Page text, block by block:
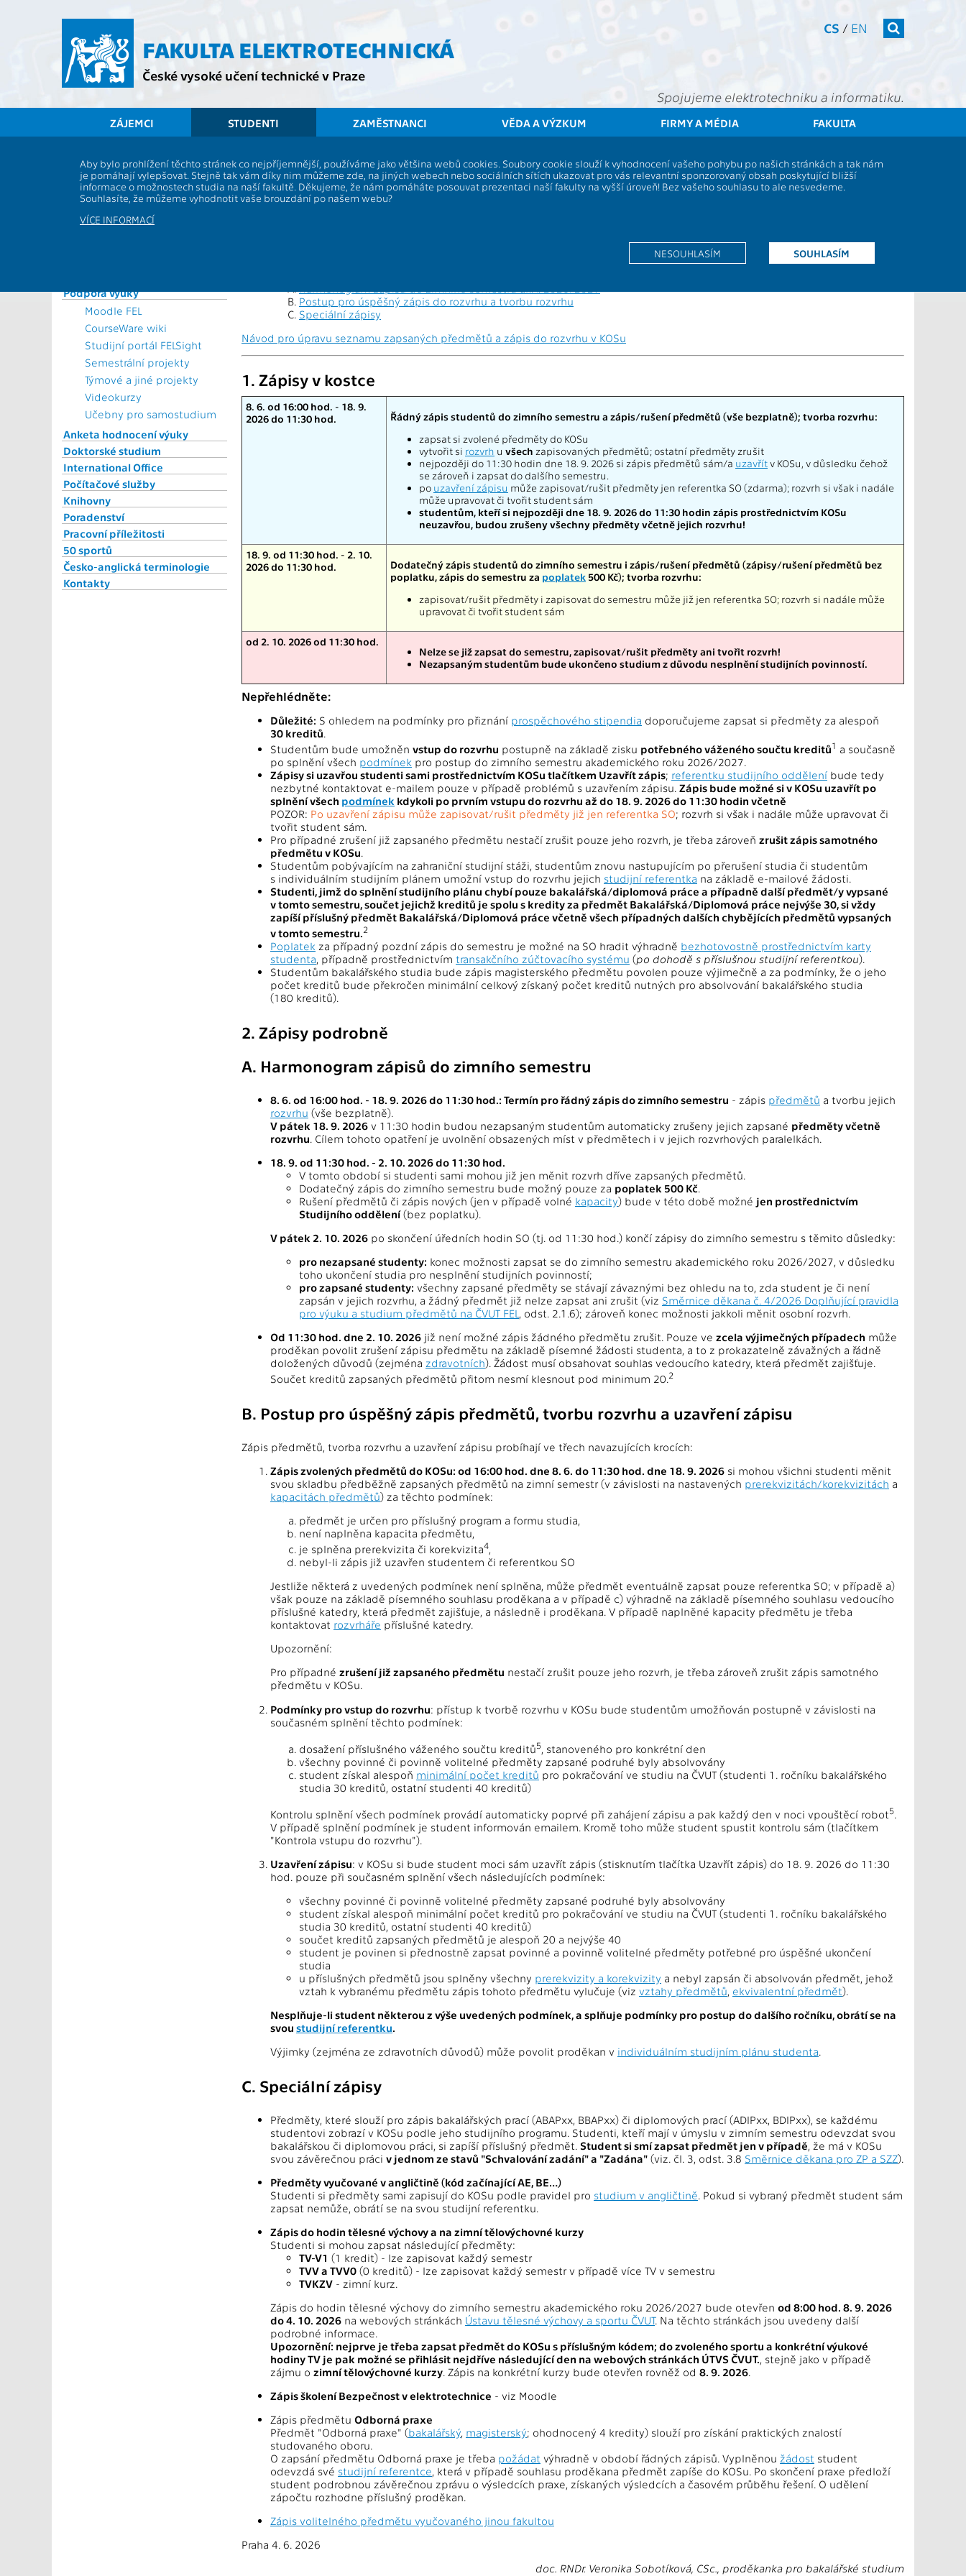
FAKULTA ELEKTROTECHNICKÁ
České vysoké učení technické v Praze
CS / EN
Spojujeme elektrotechniku a informatiku.
ZÁJEMCI STUDENTI ZAMĚSTNANCI VĚDA A VÝZKUM FIRMY A MÉDIA FAKULTA
Aby bylo prohlížení těchto stránek co nejpříjemnější, používáme jako většina webů cookies. Soubory cookie slouží k vyhodnocení vašeho pohybu po našich stránkách a tak nám
je pomáhají vylepšovat. Stejně tak vám díky nim můžeme zde, na jiných webech nebo sociálních sítích ukazovat pro vás relevantní sponzorovaný obsah poskytující bližší
informace o možnostech studia na naší fakultě. Děkujeme, že nám pomáháte posouvat prezentaci naší fakulty na vyšší úroveň! Bez vašeho souhlasu to ale nesvedeme.
Souhlasíte, že můžeme vyhodnotit vaše brouzdání po našem webu?
VÍCE INFORMACÍ
SOUHLASÍM
NESOUHLASÍM
Souhrnné informace
Vyhlášky a předpisy
Formuláře
Časový plán ak. roku
Podpora výuky
Moodle FEL
CourseWare wiki
Studijní portál FELSight
Semestrální projekty
Týmové a jiné projekty
Videokurzy
Učebny pro samostudium
Anketa hodnocení výuky
Doktorské studium
International Office
Počítačové služby
Knihovny
Poradenství
Pracovní příležitosti
50 sportů
Česko-anglická terminologie
Kontakty
Zápis do zimního semestru akademického roku 2026/2027
Postup pro úspěšný zápis do rozvrhu a tvorbu rozvrhu
Speciální zápisy
Návod pro úpravu seznamu zapsaných předmětů a zápis do rozvrhu v KOSu
1. Zápisy v kostce
8. 6. od 16:00 hod. - 18. 9.
2026 do 11:30 hod.
Řádný zápis studentů do zimního semestru a zápis/rušení předmětů (vše bezplatně); tvorba rozvrhu:
zapsat si zvolené předměty do KOSu
vytvořit si rozvrh u všech zapisovaných předmětů; ostatní předměty zrušit
nejpozději do 11:30 hodin dne 18. 9. 2026 si zápis předmětů sám/a uzavřítv KOSu, v důsledku čehož
se zároveň i zapsat do dalšího semestru.
po uzavření zápisu může zapisovat/rušit předměty jen referentka SO (zdarma); rozvrh si však i nadále
může upravovat či tvořit student sám
studentům, kteří si nejpozději dne 18. 9. 2026 do 11:30 hodin zápis prostřednictvím KOSu
neuzavřou, budou zrušeny všechny předměty včetně jejich rozvrhu!
18. 9. od 11:30 hod. - 2. 10.
2026 do 11:30 hod.
Dodatečný zápis studentů do zimního semestru i zápis/rušení předmětů (zápisy/rušení předmětů bez
poplatku, zápis do semestru za poplatek 500 Kč); tvorba rozvrhu:
zapisovat/rušit předměty i zapisovat do semestru může již jen referentka SO; rozvrh si nadále může
upravovat či tvořit student sám
od 2. 10. 2026 od 11:30 hod.
Nelze se již zapsat do semestru, zapisovat/rušit předměty ani tvořit rozvrh!
Nezapsaným studentům bude ukončeno studium z důvodu nesplnění studijních povinností.
Nepřehlédněte:
Důležité: S ohledem na podmínky pro přiznání prospěchového stipendia doporučujeme zapsat si předměty za alespoň
30 kreditů.
Studentům bude umožněn vstup do rozvrhu postupně na základě zisku potřebného váženého součtu kreditů1 a současně
po splnění všech podmínek pro postup do zimního semestru akademického roku 2026/2027.
Zápisy si uzavřou studenti sami prostřednictvím KOSu tlačítkem Uzavřít zápis; referentku studijního oddělení bude tedy
nezbytné kontaktovat e-mailem pouze v případě problémů s uzavřením zápisu. Zápis bude možné si v KOSu uzavřít po
splnění všech podmínek kdykoli po prvním vstupu do rozvrhu až do 18. 9. 2026 do 11:30 hodin včetně
POZOR: Po uzavření zápisu může zapisovat/rušit předměty již jen referentka SO; rozvrh si však i nadále může upravovat či
tvořit student sám.
Pro případné zrušení již zapsaného předmětu nestačí zrušit pouze jeho rozvrh, je třeba zároveň zrušit zápis samotného
předmětu v KOSu.
Studentům pobývajícím na zahraniční studijní stáži, studentům znovu nastupujícím po přerušení studia či studentům
s individuálním studijním plánem umožní vstup do rozvrhu jejich studijní referentka na základě e-mailové žádosti.
Studenti, jimž do splnění studijního plánu chybí pouze bakalářská/diplomová práce a případně další předmět/y vypsané
v tomto semestru, součet jejichž kreditů je spolu s kredity za předmět Bakalářská/Diplomová práce nejvýše 30, si vždy
zapíší příslušný předmět Bakalářská/Diplomová práce včetně všech případných dalších chybějících předmětů vypsaných
v tomto semestru.2
Poplatek za případný pozdní zápis do semestru je možné na SO hradit výhradně bezhotovostně prostřednictvím karty
studenta, případně prostřednictvím transakčního zúčtovacího systému (po dohodě s příslušnou studijní referentkou).
Studentům bakalářského studia bude zápis magisterského předmětu povolen pouze výjimečně a za podmínky, že o jeho
počet kreditů bude překročen minimální celkový získaný počet kreditů nutných pro absolvování bakalářského studia
(180 kreditů).
2. Zápisy podrobně
A. Harmonogram zápisů do zimního semestru
8. 6. od 16:00 hod. - 18. 9. 2026 do 11:30 hod.: Termín pro řádný zápis do zimního semestru - zápis předmětů a tvorbu jejich
rozvrhu (vše bezplatně).
V pátek 18. 9. 2026 v 11:30 hodin budou nezapsaným studentům automaticky zrušeny jejich zapsané předměty včetně
rozvrhu. Cílem tohoto opatření je uvolnění obsazených míst v předmětech i v jejich rozvrhových paralelkách.
18. 9. od 11:30 hod. - 2. 10. 2026 do 11:30 hod.
V tomto období si studenti sami mohou již jen měnit rozvrh dříve zapsaných předmětů.
Dodatečný zápis do zimního semestru bude možný pouze za poplatek 500 Kč.
Rušení předmětů či zápis nových (jen v případě volné kapacity) bude v této době možné jen prostřednictvím
Studijního oddělení(bez poplatku).
V pátek 2. 10. 2026 po skončení úředních hodin SO (tj. od 11:30 hod.) končí zápisy do zimního semestru s těmito důsledky:
pro nezapsané studenty: konec možnosti zapsat se do zimního semestru akademického roku 2026/2027, v důsledku
toho ukončení studia pro nesplnění studijních povinností;
pro zapsané studenty: všechny zapsané předměty se stávají závaznými bez ohledu na to, zda student je či není
zapsán v jejich rozvrhu, a žádný předmět již nelze zapsat ani zrušit (viz Směrnice děkana č. 4/2026 Doplňující pravidla
pro výuku a studium předmětů na ČVUT FEL , odst. 2.1.6); zároveň konec možnosti jakkoli měnit osobní rozvrh.
Od 11:30 hod. dne 2. 10. 2026 již není možné zápis žádného předmětu zrušit. Pouze ve zcela výjimečných případech může
proděkan povolit zrušení zápisu předmětu na základě písemné žádosti studenta, a to z prokazatelně závažných a řádně
doložených důvodů (zejména zdravotních). Žádost musí obsahovat souhlas vedoucího katedry, která předmět zajišťuje.
Součet kreditů zapsaných předmětů přitom nesmí klesnout pod minimum 20.2
B. Postup pro úspěšný zápis předmětů, tvorbu rozvrhu a uzavření zápisu
Zápis předmětů, tvorba rozvrhu a uzavření zápisu probíhají ve třech navazujících krocích:
Zápis zvolených předmětů do KOSu: od 16:00 hod. dne 8. 6. do 11:30 hod. dne 18. 9. 2026 si mohou všichni studenti měnit
svou skladbu předběžně zapsaných předmětů na zimní semestr (v závislosti na nastavených prerekvizitách/korekvizitách a
kapacitách předmětů) za těchto podmínek:
předmět je určen pro příslušný program a formu studia,
není naplněna kapacita předmětu,
je splněna prerekvizita či korekvizita4,
nebyl-li zápis již uzavřen studentem či referentkou SO
Jestliže některá z uvedených podmínek není splněna, může předmět eventuálně zapsat pouze referentka SO; v případě a)
však pouze na základě písemného souhlasu proděkana a v případě c) výhradně na základě písemného souhlasu vedoucího
příslušné katedry, která předmět zajišťuje, a následně i proděkana. V případě naplněné kapacity předmětu je třeba
kontaktovat rozvrháře příslušné katedry.
Upozornění:
Pro případné zrušení již zapsaného předmětu nestačí zrušit pouze jeho rozvrh, je třeba zároveň zrušit zápis samotného
předmětu v KOSu.
Podmínky pro vstup do rozvrhu: přístup k tvorbě rozvrhu v KOSu bude studentům umožňován postupně v závislosti na
současném splnění těchto podmínek:
dosažení příslušného váženého součtu kreditů5 , stanoveného pro konkrétní den
všechny povinné či povinně volitelné předměty zapsané podruhé byly absolvovány
student získal alespoň minimální počet kreditů pro pokračování ve studiu na ČVUT (studenti 1. ročníku bakalářského
studia 30 kreditů, ostatní studenti 40 kreditů)
Kontrolu splnění všech podmínek provádí automaticky poprvé při zahájení zápisu a pak každý den v noci vpouštěcí robot5.
V případě splnění podmínek je student informován emailem. Kromě toho může student spustit kontrolu sám (tlačítkem
"Kontrola vstupu do rozvrhu").
Uzavření zápisu: v KOSu si bude student moci sám uzavřít zápis (stisknutím tlačítka Uzavřít zápis) do 18. 9. 2026 do 11:30
hod. pouze při současném splnění všech následujících podmínek:
všechny povinné či povinně volitelné předměty zapsané podruhé byly absolvovány
student získal alespoň minimální počet kreditů pro pokračování ve studiu na ČVUT (studenti 1. ročníku bakalářského
studia 30 kreditů, ostatní studenti 40 kreditů)
součet kreditů zapsaných předmětů je alespoň 20 a nejvýše 40
student je povinen si přednostně zapsat povinné a povinně volitelné předměty potřebné pro úspěšné ukončení
studia
u příslušných předmětů jsou splněny všechny prerekvizity a korekvizity a nebyl zapsán či absolvován předmět, jehož
vztah k vybranému předmětu zápis tohoto předmětu vylučuje (viz vztahy předmětů, ekvivalentní předmět).
Nesplňuje-li student některou z výše uvedených podmínek, a splňuje podmínky pro postup do dalšího ročníku, obrátí se na
svou studijní referentku.
Výjimky (zejména ze zdravotních důvodů) může povolit proděkan v individuálním studijním plánu studenta.
C. Speciální zápisy
Předměty, které slouží pro zápis bakalářských prací (ABAPxx, BBAPxx) či diplomových prací (ADIPxx, BDIPxx), se každému
studentovi zobrazí v KOSu podle jeho studijního programu. Studenti, kteří mají v úmyslu v zimním semestru odevzdat svou
bakalářskou či diplomovou práci, si zapíší příslušný předmět. Student si smí zapsat předmět jen v případě, že má v KOSu
svou závěrečnou práci v jednom ze stavů "Schvalování zadání" a "Zadána" (viz. čl. 3, odst. 3.8 Směrnice děkana pro ZP a SZZ).
Předměty vyučované v angličtině (kód začínající AE, BE…)
Studenti si předměty sami zapisují do KOSu podle pravidel pro studium v angličtině. Pokud si vybraný předmět student sám
zapsat nemůže, obrátí se na svou studijní referentku.
Zápis do hodin tělesné výchovy a na zimní tělovýchovné kurzy
Studenti si mohou zapsat následující předměty:
TV-V1 (1 kredit) - lze zapisovat každý semestr
TVV a TVV0 (0 kreditů) - lze zapisovat každý semestr v případě více TV v semestru
TVKZV - zimní kurz.
Zápis do hodin tělesné výchovy do zimního semestru akademického roku 2026/2027 bude otevřen od 8:00 hod. 8. 9. 2026
do 4. 10. 2026 na webových stránkách Ústavu tělesné výchovy a sportu ČVUT. Na těchto stránkách jsou uvedeny další
podrobné informace.
Upozornění: nejprve je třeba zapsat předmět do KOSu s příslušným kódem; do zvoleného sportu a konkrétní výukové
hodiny TV je pak možné se přihlásit nejdříve následující den na webových stránkách ÚTVS ČVUT., stejně jako v případě
zájmu o zimní tělovýchovné kurzy. Zápis na konkrétní kurzy bude otevřen rovněž od 8. 9. 2026.
Zápis školení Bezpečnost v elektrotechnice - viz Moodle
Zápis předmětu Odborná praxe
Předmět "Odborná praxe" (bakalářský, magisterský; ohodnocený 4 kredity) slouží pro získání praktických znalostí
studovaného oboru.
O zapsání předmětu Odborná praxe je třeba požádat výhradně v období řádných zápisů. Vyplněnou žádost student
odevzdá své studijní referentce, která v případě souhlasu proděkana předmět zapíše do KOSu. Po skončení praxe předloží
student podrobnou závěrečnou zprávu o výsledcích praxe, získaných výsledcích a časovém průběhu řešení. O udělení
zápočtu rozhodne příslušný proděkan.
Zápis volitelného předmětu vyučovaného jinou fakultou
Praha 4. 6. 2026
doc. RNDr. Veronika Sobotíková, CSc., proděkanka pro bakalářské studium